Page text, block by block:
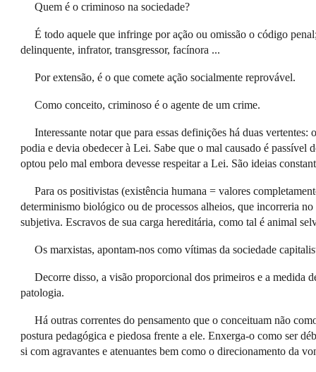
Quem é o criminoso na sociedade?
É todo aquele que infringe por ação ou omissão o código
delinquente, infrator, transgressor, facínora ...
Por extensão, é o que comete ação socialmente reprovável.
Como conceito, criminoso é o agente de um crime.
Interessante notar que para essas definições há duas
podia e devia obedecer à Lei. Sabe que o mal causado é
optou pelo mal embora devesse respeitar a Lei. São ideias
Para os positivistas (existência humana = valores
determinismo biológico ou de processos alheios, que incorreria
subjetiva. Escravos de sua carga hereditária, como tal é animal
Os marxistas, apontam-nos como vítimas da sociedade
Decorre disso, a visão proporcional dos primeiros e a medida
patologia.
Há outras correntes do pensamento que o conceituam não
postura pedagógica e piedosa frente a ele. Enxerga-o como ser
si com agravantes e atenuantes bem como o direcionamento da